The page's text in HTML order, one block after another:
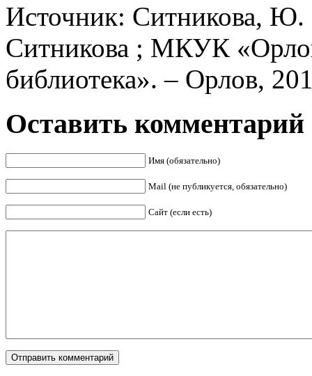
Источник: Ситникова,
Ситникова ; МКУК
библиотека». – Орлов,
Оставить комментарий
Имя (обязательно)
Mail (не публикуется, обязательно)
Сайт (если есть)